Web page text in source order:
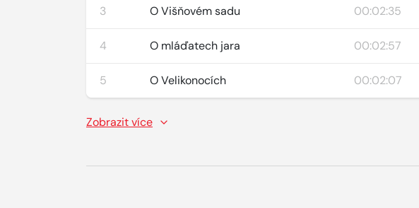
3 O Višňovém sadu 00:02:35
4 O mláďatech jara 00:02:57
5 O Velikonocích 00:02:07
Zobrazit více